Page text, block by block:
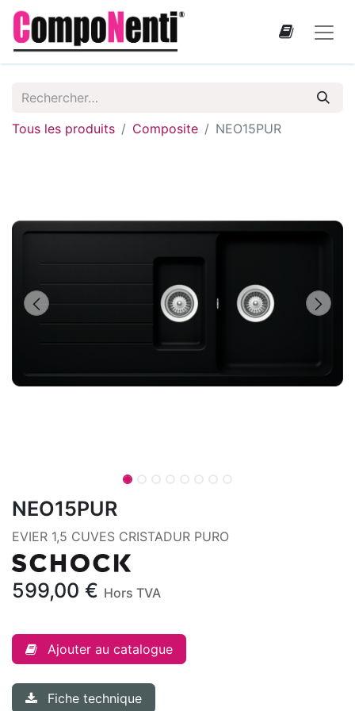
Tous les produits Composite NEO15PUR
NEO15PUR
EVIER 1,5 CUVES CRISTADUR PURO
599,00 € Hors TVA
Ajouter au catalogue
Fiche technique